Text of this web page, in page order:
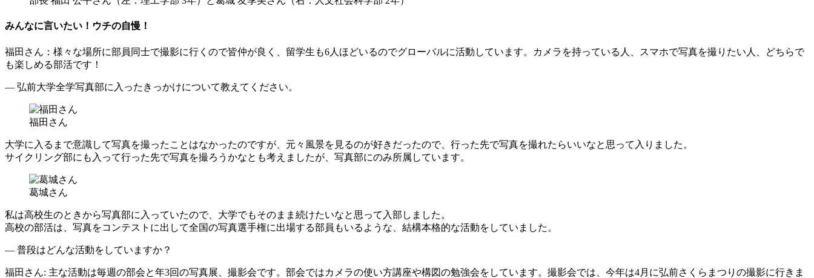
みんなに言いたい！ウチの自慢！
福田さん ：様々な場所に部員同士で撮影に行くので皆仲が良く、留学生も6人ほどいるのでグローバルに活動しています。カメラを持っている人、スマホで写真を撮りたい人、どちらで
も楽しめる部活です！
― 弘前大学全学写真部に入ったきっかけについて教えてください。
福田さん
大学に入るまで意識して写真を撮ったことはなかったのですが、元々風景を見るのが好きだったので、行った先で写真を撮れたらいいなと思って入りました。
サイクリング部にも入って行った先で写真を撮ろうかなとも考えましたが、写真部にのみ所属しています。
葛城さん
私は高校生のときから写真部に入っていたので、大学でもそのまま続けたいなと思って入部しました。
高校の部活は、写真をコンテストに出して全国の写真選手権に出場する部員もいるような、結構本格的な活動をしていました。
― 普段はどんな活動をしていますか？
福田さん: 主な活動は毎週の部会と年3回の写真展、撮影会です。部会ではカメラの使い方講座や構図の勉強会をしています。撮影会では、今年は4月に弘前さくらまつりの撮影に行きま